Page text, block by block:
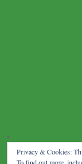
Privacy & Cookies: